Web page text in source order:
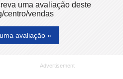
uma avaliação deste
centro/vendas
avaliação »